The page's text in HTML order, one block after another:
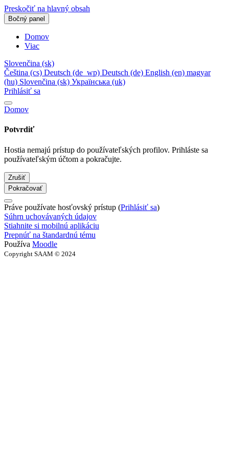
Preskočiť na hlavný obsah
Bočný panel
Domov
Viac
Slovenčina ‎(sk)‎
Čeština ‎(cs)‎ Deutsch ‎(de_wp)‎ Deutsch ‎(de)‎ English ‎(en)‎ magyar
‎(hu)‎ Slovenčina ‎(sk)‎ Українська ‎(uk)‎
Prihlásiť sa
Domov
Potvrdiť
Hostia nemajú prístup do používateľských profilov. Prihláste sa
používateľským účtom a pokračujte.
Zrušiť
Pokračovať
Práve používate hosťovský prístup (Prihlásiť sa)
Súhrn uchovávaných údajov
Stiahnite si mobilnú aplikáciu
Prepnúť na štandardnú tému
Používa Moodle
Copyright SAAM © 2024